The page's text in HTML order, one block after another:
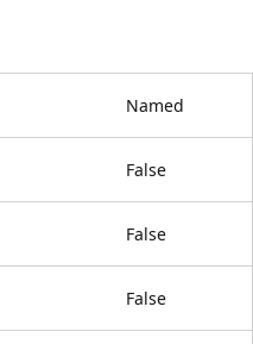
Named
False
False
False